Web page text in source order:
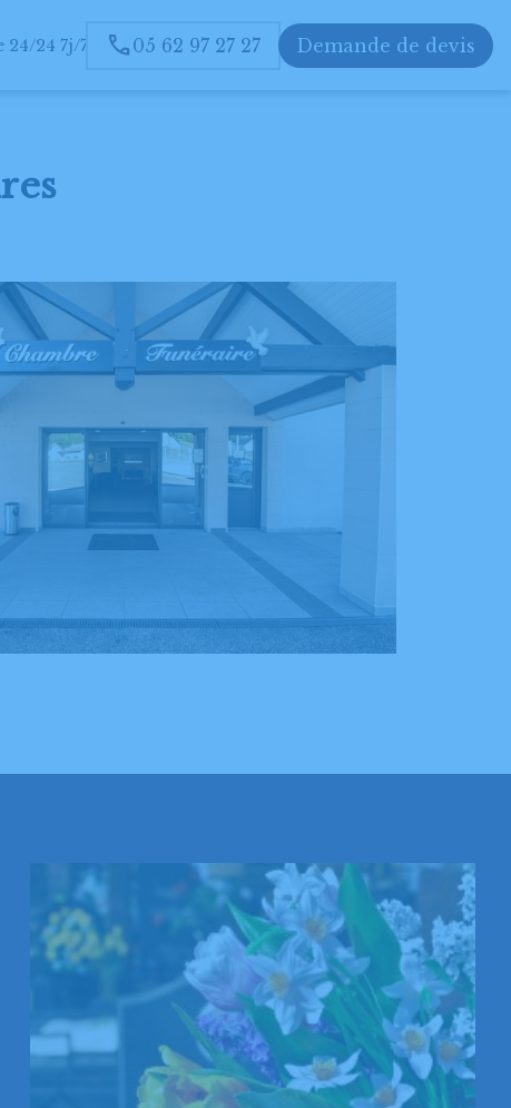
24/24 7j/7 05 62 97 27 27 Demande de devis
NOTRE AGENCE CHAMBRE FUNÉRAIRE